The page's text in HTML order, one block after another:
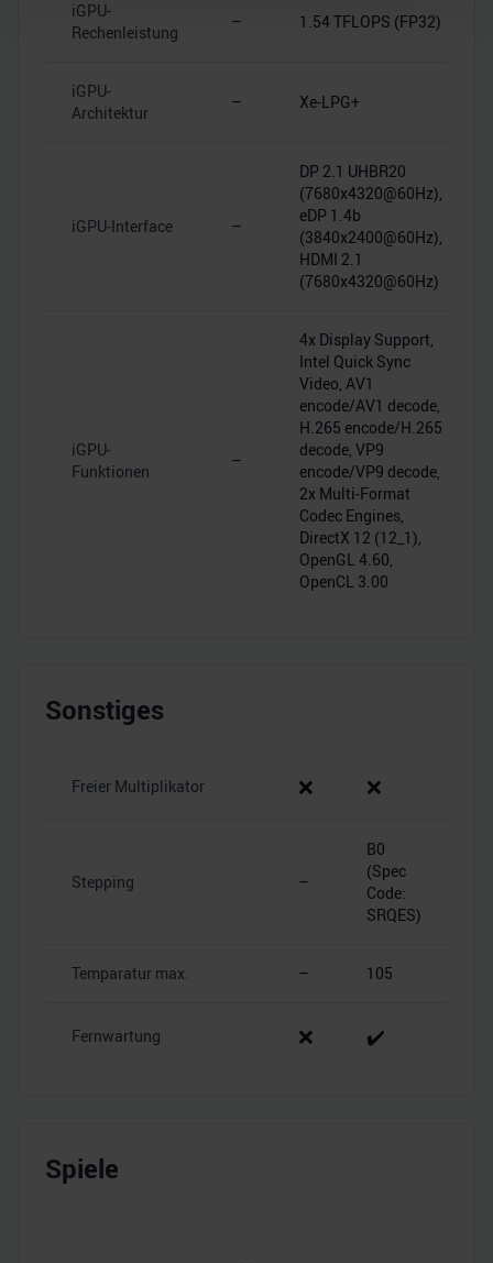
Wir verwenden Cookies, um Inhalte und Anzeigen zu
zu können und die Zugriffe auf unsere Website zu
analysieren. Außerdem geben wir Informationen zu Ihrer
soziale Medien, Werbung und Analysen weiter. Unsere
Partner führen diese Informationen möglicherweise mit
weiteren Daten zusammen, die Sie ihnen bereitgestellt
haben oder die sie im Rahmen Ihrer Nutzung der Dienste
iGPU-
Rechenleistung
– 1.54 TFLOPS (FP32)
iGPU-
Architektur
– Xe-LPG+
iGPU-Interface –
DP 2.1 UHBR20
(7680x4320@60Hz),
eDP 1.4b
(3840x2400@60Hz),
HDMI 2.1
(7680x4320@60Hz)
iGPU-
Funktionen
–
4x Display Support,
Intel Quick Sync
Video, AV1
encode/AV1 decode,
H.265 encode/H.265
decode, VP9
encode/VP9 decode,
2x Multi-Format
Codec Engines,
DirectX 12 (12_1),
OpenGL 4.60,
OpenCL 3.00
Sonstiges
Freier Multiplikator ❌ ❌
Stepping –
B0
(Spec
Code:
SRQES)
Temparatur max. – 105
Fernwartung ❌ ✔️
Spiele